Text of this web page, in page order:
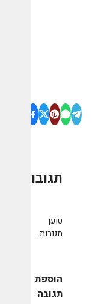
תגובות
טוען
תגובות...
הוספת
תגובה